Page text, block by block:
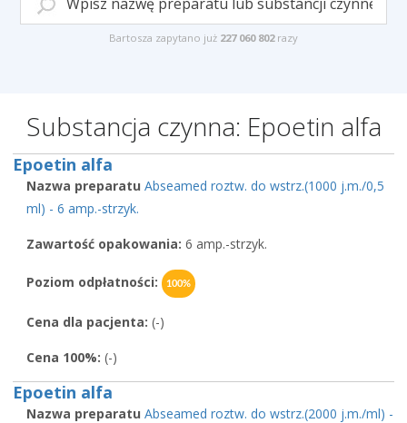
Bartosza zapytano już 227 060 802 razy
Substancja czynna: Epoetin alfa
Epoetin alfa
Nazwa preparatu Abseamed roztw. do wstrz.(1000 j.m./0,5
ml) - 6 amp.-strzyk.
Zawartość opakowania: 6 amp.-strzyk.
Poziom odpłatności: 100%
Cena dla pacjenta: (-)
Cena 100%: (-)
Epoetin alfa
Nazwa preparatu Abseamed roztw. do wstrz.(2000 j.m./ml) -